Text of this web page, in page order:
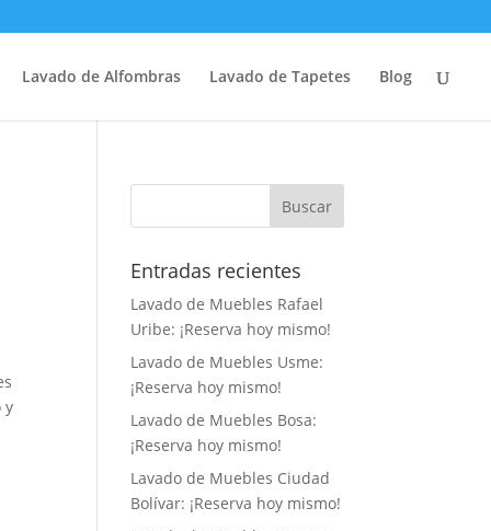
Lavado de Alfombras Lavado de Tapetes Blog
y
Entradas recientes
Lavado de Muebles Rafael
Uribe: ¡Reserva hoy mismo!
Lavado de Muebles Usme:
¡Reserva hoy mismo!
Lavado de Muebles Bosa:
¡Reserva hoy mismo!
Lavado de Muebles Ciudad
Bolívar: ¡Reserva hoy mismo!